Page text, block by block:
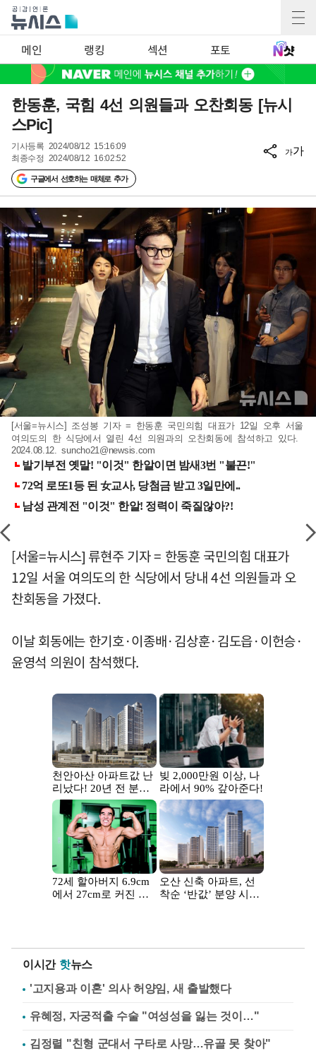
메인 랭킹 섹션 포토
한동훈, 국힘 4선 의원들과 오찬회동 [뉴시
스Pic]
기사등록 2024/08/12 15:16:09
최종수정 2024/08/12 16:02:52
구글에서 선호하는 매체로 추가
가가
[서울=뉴시스] 조성봉 기자 = 한동훈 국민의힘 대표가 12일 오후 서울
여의도의 한 식당에서 열린 4선 의원과의 오찬회동에 참석하고 있다.
2024.08.12.suncho21@newsis.com
[서울=뉴시스] 류현주 기자 = 한동훈 국민의힘 대표가
12일 서울 여의도의 한 식당에서 당내 4선 의원들과 오
찬회동을 가졌다.
이날 회동에는 한기호·이종배·김상훈·김도읍·이헌승·
윤영석 의원이 참석했다.
이시간 핫뉴스
'고지용과 이혼' 의사 허양임, 새 출발했다
유혜정, 자궁적출 수술 "여성성을 잃는 것이…"
김정렬 "친형 군대서 구타로 사망…유골 못 찾아"